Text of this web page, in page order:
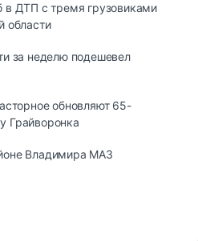
в ДТП с тремя грузовиками
области
за неделю подешевел
обновляют 65-
Грайворонка
Владимира МАЗ